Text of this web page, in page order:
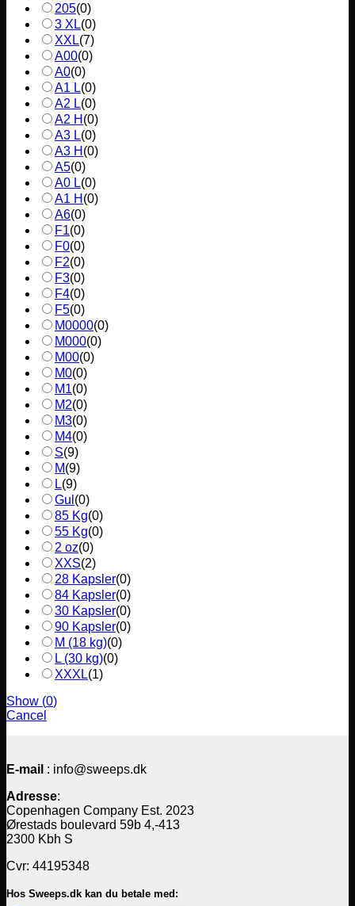
205(0)
3 XL(0)
XXL(7)
A00(0)
A0(0)
A1 L(0)
A2 L(0)
A2 H (0)
A3 L(0)
A3 H (0)
A5(0)
A0 L(0)
A1 H (0)
A6(0)
F1(0)
F0(0)
F2(0)
F3(0)
F4(0)
F5(0)
M0000(0)
M000(0)
M00(0)
M0(0)
M1(0)
M2(0)
M3(0)
M4(0)
S(9)
M(9)
L(9)
Gul (0)
85 Kg(0)
55 Kg(0)
2 oz(0)
XXS(2)
28 Kapsler(0)
84 Kapsler(0)
30 Kapsler(0)
90 Kapsler(0)
M (18 kg)(0)
L (30 kg)(0)
XXXL(1)
Show (0)
Cancel
E-mail : info@sweeps.dk
Adresse:
Copenhagen Company Est. 2023
Ørestads boulevard 59b 4,-413
2300 Kbh S
Cvr: 44195348
Hos Sweeps.dk kan du betale med: